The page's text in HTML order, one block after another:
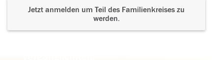
Jetzt anmelden um Teil des Familienkreises zu
werden.